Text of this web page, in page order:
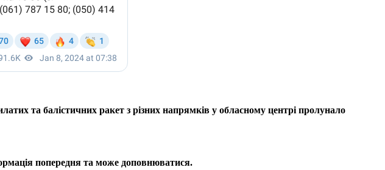
та балістичних ракет з різних напрямків у обласному центрі пролунало
попередня та може доповнюватися.